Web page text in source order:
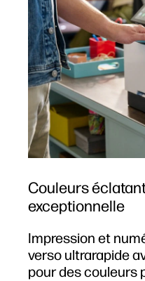
Couleurs
exceptionnelle
Impression et
verso ultrarapide
pour des couleurs